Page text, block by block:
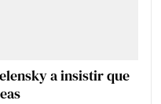
a insistir que